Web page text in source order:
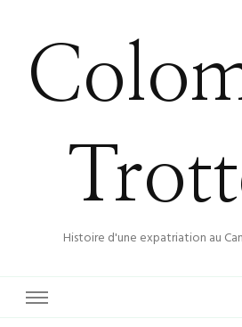
Histoire d'une expatriation au